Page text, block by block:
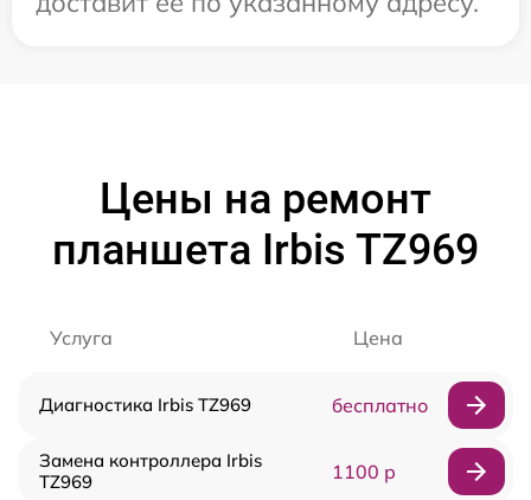
Цены на ремонт
планшета Irbis TZ969
Услуга Цена
Диагностика Irbis TZ969 бесплатно
Замена контроллера Irbis
TZ969
1100 р